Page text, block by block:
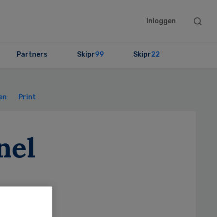
Inloggen
Search
Partners Skipr99 Skipr22
Print